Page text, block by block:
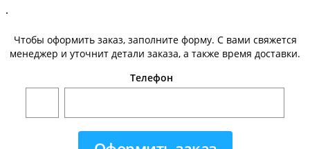
.
Чтобы оформить заказ, заполните форму. С вами свяжется
менеджер и уточнит детали заказа, а также время доставки.
Телефон